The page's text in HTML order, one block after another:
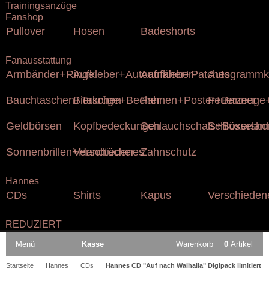
Trainingsanzüge
Fanshop
Pullover Hosen Badeshorts
Fanausstattung
Armbänder+RingeAufkleber+Autoaufkleber
Aufnäher+Patches
Bauchtaschen+Taschen
Bierkrüge+BecherFahnen+Poster+Banner
Geldbörsen Kopfbedeckungen
Sonnenbrillen+Handtücher
VerschiedenesZahnschutz
Hannes
CDs Shirts Kapus
REDUZIERT
Menü Kasse Warenkorb 0 Artikel
Startseite Hannes CDs Hannes CD "Auf nach Walhalla" Digipack limitiert